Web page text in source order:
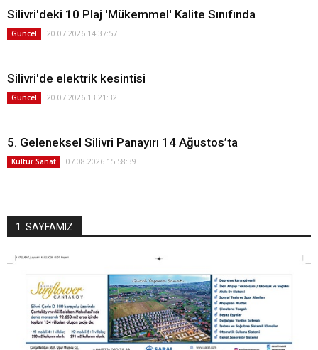
Silivri'deki 10 Plaj 'Mükemmel' Kalite Sınıfında
Güncel 20.07.2026 14:37:57
Silivri'de elektrik kesintisi
Güncel 20.07.2026 13:21:32
5. Geleneksel Silivri Panayırı 14 Ağustos’ta
Kültür Sanat 07.08.2026 15:58:39
1. SAYFAMIZ